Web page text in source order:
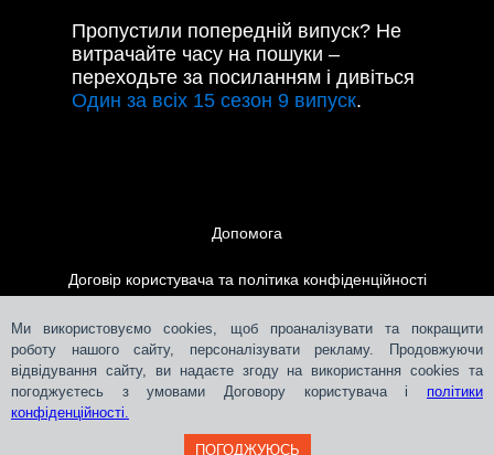
Ми використовуємо cookies, щоб проаналізувати та покращити
роботу нашого сайту, персоналізувати рекламу. Продовжуючи
відвідування сайту, ви надаєте згоду на використання cookies та
погоджуєтесь з умовами Договору користувача і політики
конфіденційності.
ПОГОДЖУЮСЬ
Пропустили попередній випуск? Не
витрачайте часу на пошуки –
переходьте за посиланням і дивіться
Один за всіх 15 сезон 9 випуск.
Допомога
Договір користувача та політика конфіденційності
Контакти
Розміщення реклами